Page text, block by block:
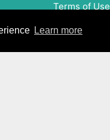
Learn more
Terms of Use
Contact